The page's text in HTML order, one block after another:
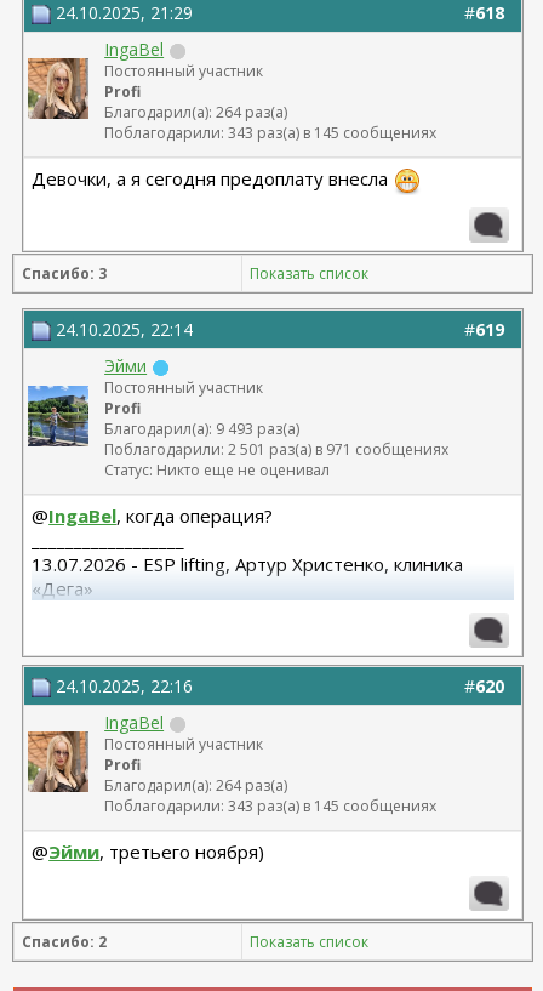
#618
24.10.2025, 21:29
IngaBel
Постоянный участник
Profi
Благодарил(а): 264 раз(а)
Поблагодарили: 343 раз(а) в 145 сообщениях
Девочки, а я сегодня предоплату внесла
Спасибо: 3 Показать список
#619
24.10.2025, 22:14
Эйми
Постоянный участник
Profi
Благодарил(а): 9 493 раз(а)
Поблагодарили: 2 501 раз(а) в 971 сообщениях
Статус: Никто еще не оценивал
@IngaBel, когда операция?
13.07.2026 - ESP lifting, Артур Христенко, клиника
«Дега»
15.10.25 Редукция с подтяжкой Варельджан С.Э.
#620
24.10.2025, 22:16
IngaBel
Постоянный участник
Profi
Благодарил(а): 264 раз(а)
Поблагодарили: 343 раз(а) в 145 сообщениях
@Эйми, третьего ноября)
Спасибо: 2 Показать список